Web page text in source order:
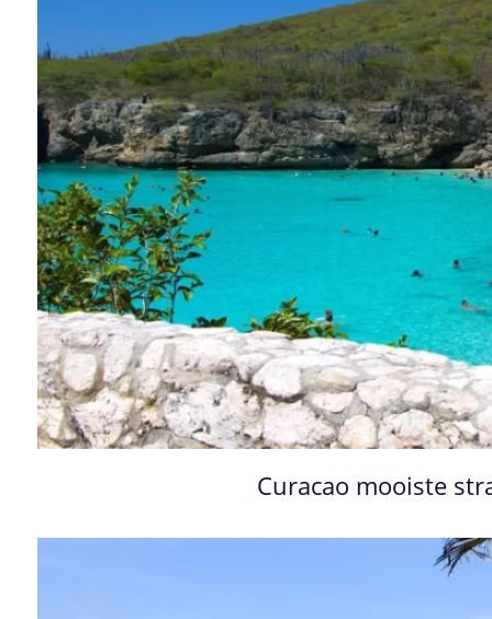
Curacao mooiste